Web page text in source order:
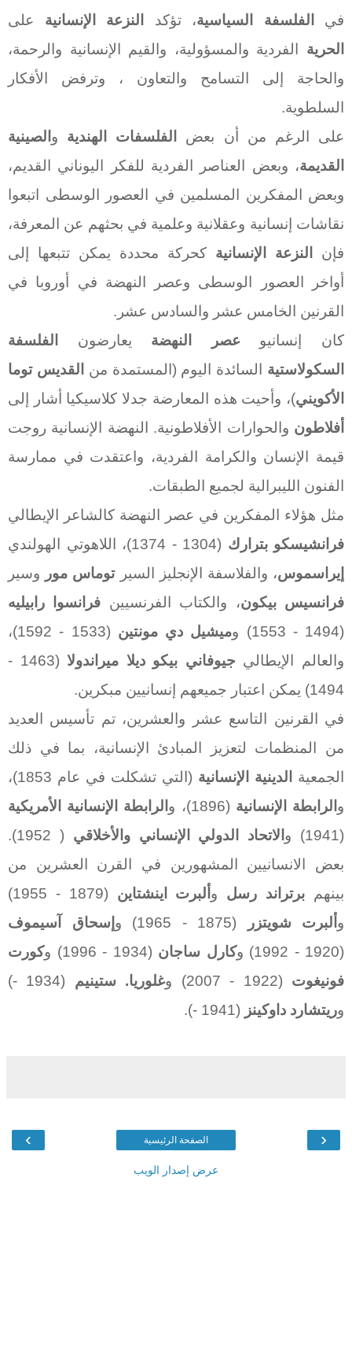
في
الفلسفة السياسية، تؤكد النزعة الإنسانية على
الحرية الفردية والمسؤولية، والقيم الإنسانية والرحمة،
والحاجة إلى التسامح والتعاون ، وترفض الأفكار
السلطوية.
على الرغم من أن بعض
الفلسفات الهندية و الصينية
القديمة، وبعض العناصر الفردية للفكر اليوناني القديم،
وبعض المفكرين المسلمين في العصور الوسطى اتبعوا
نقاشات إنسانية وعقلانية وعلمية في بحثهم عن المعرفة،
فإن
النزعة الإنسانية كحركة محددة يمكن تتبعها إلى
أواخر العصور الوسطى وعصر النهضة في أوروبا في
القرنين الخامس عشر والسادس عشر.
كان إنسانيوعصر النهضة يعارضون
الفلسفة
السكولاستية السائدة اليوم (المستمدة من
القديس توما
الأكويني)، وأحيت هذه المعارضة جدلا كلاسيكيا أشار إلى
أفلاطون والحوارات الأفلاطونية. النهضة الإنسانية روجت
قيمة الإنسان والكرامة الفردية، واعتقدت في ممارسة
الفنون الليبرالية لجميع الطبقات.
مثل هؤلاء المفكرين في عصر النهضة كالشاعر الإيطالي
فرانشيسكو بترارك (1304 - 1374)، اللاهوتي الهولندي
إيراسموس، والفلاسفة الإنجليز السيرتوماس مور
وسير
فرانسيس بيكون، والكتاب الفرنسيين فرانسوا رابيليه
(1494 - 1553) و
ميشيل دي مونتين
(1533 - 1592)،
والعالم الإيطالي جيوفاني بيكو ديلا ميراندولا
(1463 -
1494) يمكن اعتبار جميعهم إنسانيين مبكرين.
في القرنين التاسع عشر والعشرين، تم تأسيس العديد
من المنظمات لتعزيز المبادئ الإنسانية، بما في ذلك
الجمعية
الدينية الإنسانية
(التي تشكلت في عام 1853)،
و الرابطة الإنسانية (1896)، و
الرابطة الإنسانية الأمريكية
(1941) و
الاتحاد الدولي الإنساني والأخلاقي
( 1952).
بعض الانسانيين المشهورين في القرن العشرين من
بينهم برتراند رسل و ألبرت اينشتاين
(1879 - 1955)
و ألبرت شويتزر (1875 - 1965) و
إسحاق آسيموف
(1920 - 1992) و
كارل ساجان (1934 - 1996) و
كورت
فونيغوت (1922 - 2007) و غلوريا. ستينيم
(1934 -)
وريتشارد داوكينز (1941 -).
‹
› الصفحة الرئيسية
عرض إصدار الويب